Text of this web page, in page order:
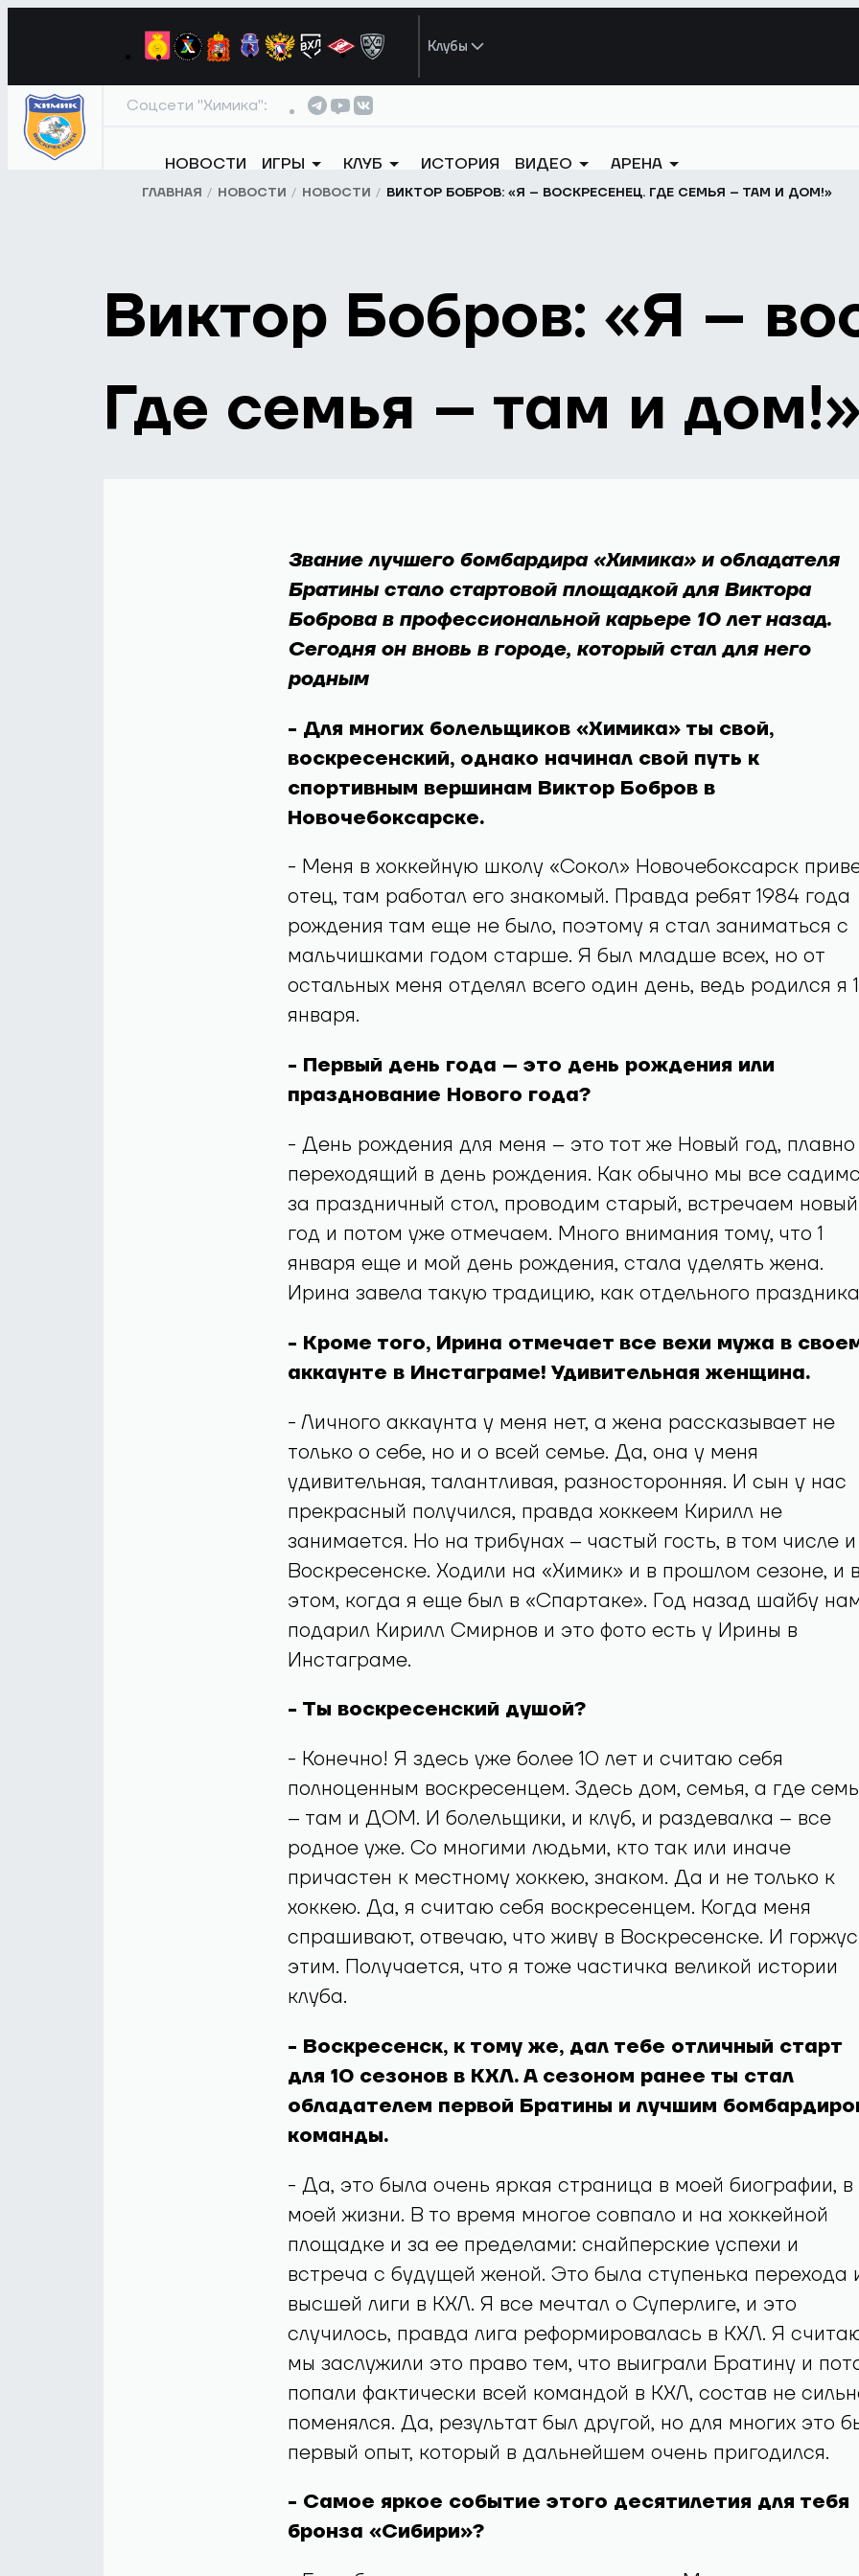
Клубы
Соцсети "Химика":
НОВОСТИ ИГРЫ КЛУБ ИСТОРИЯ ВИДЕО АРЕНА
ГЛАВНАЯ НОВОСТИ НОВОСТИ ВИКТОР БОБРОВ: «Я – ВОСКРЕСЕНЕЦ. ГДЕ СЕМЬЯ – ТАМ И ДОМ!»
Виктор Бобров: «Я –
Где семья – там и
Звание лучшего бомбардира «Химика» и обладателя
Братины стало стартовой площадкой для Виктора
Боброва в профессиональной карьере 10 лет назад.
Сегодня он вновь в городе, который стал для него
родным
- Для многих болельщиков «Химика» ты свой,
воскресенский, однако начинал свой путь к
спортивным вершинам Виктор Бобров в
Новочебоксарске.
- Меня в хоккейную школу «Сокол» Новочебоксарск
отец, там работал его знакомый. Правда ребят 1984 года
рождения там еще не было, поэтому я стал заниматься с
мальчишками годом старше. Я был младше всех, но от
остальных меня отделял всего один день, ведь родился я 1
января.
- Первый день года – это день рождения или
празднование Нового года?
- День рождения для меня – это тот же Новый год, плавно
переходящий в день рождения. Как обычно мы все
за праздничный стол, проводим старый, встречаем новый
год и потом уже отмечаем. Много внимания тому, что 1
января еще и мой день рождения, стала уделять жена.
Ирина завела такую традицию, как отдельного
- Кроме того, Ирина отмечает все вехи мужа в
аккаунте в Инстаграме! Удивительная женщина.
- Личного аккаунта у меня нет, а жена рассказывает не
только о себе, но и о всей семье. Да, она у меня
удивительная, талантливая, разносторонняя. И сын у нас
прекрасный получился, правда хоккеем Кирилл не
занимается. Но на трибунах – частый гость, в том числе
Воскресенске. Ходили на «Химик» и в прошлом сезоне, и в
этом, когда я еще был в «Спартаке». Год назад шайбу
подарил Кирилл Смирнов и это фото есть у Ирины в
Инстаграме.
- Ты воскресенский душой?
- Конечно! Я здесь уже более 10 лет и считаю себя
полноценным воскресенцем. Здесь дом, семья, а где
– там и ДОМ. И болельщики, и клуб, и раздевалка – все
родное уже. Со многими людьми, кто так или иначе
причастен к местному хоккею, знаком. Да и не только к
хоккею. Да, я считаю себя воскресенцем. Когда меня
спрашивают, отвечаю, что живу в Воскресенске. И
этим. Получается, что я тоже частичка великой истории
клуба.
- Воскресенск, к тому же, дал тебе отличный старт
для 10 сезонов в КХЛ. А сезоном ранее ты стал
обладателем первой Братины и лучшим
команды.
- Да, это была очень яркая страница в моей биографии, в
моей жизни. В то время многое совпало и на хоккейной
площадке и за ее пределами: снайперские успехи и
встреча с будущей женой. Это была ступенька перехода
высшей лиги в КХЛ. Я все мечтал о Суперлиге, и это
случилось, правда лига реформировалась в КХЛ. Я
мы заслужили это право тем, что выиграли Братину и
попали фактически всей командой в КХЛ, состав не
поменялся. Да, результат был другой, но для многих это
первый опыт, который в дальнейшем очень пригодился.
- Самое яркое событие этого десятилетия для тебя
бронза «Сибири»?